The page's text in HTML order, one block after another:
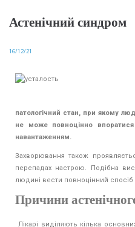
Астенічний синдром
16/12/21
патологічний стан, при якому
не може повноцінно
навантаженням.
Захворювання також
перепадах настрою. Подібна
людині вести повноцінний спосіб
Причини
Лікарі виділяють кілька